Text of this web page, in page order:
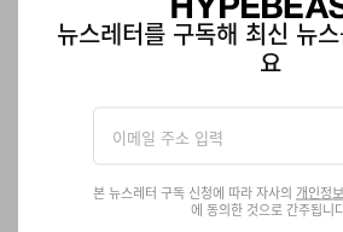
가장 시크한 맨발 샌들, 이제
뉴스레터를 구독해 최신 뉴
요
본 뉴스레터 구독 신청에 따라 자사의 개인정
에 동의한 것으로 간주됩니